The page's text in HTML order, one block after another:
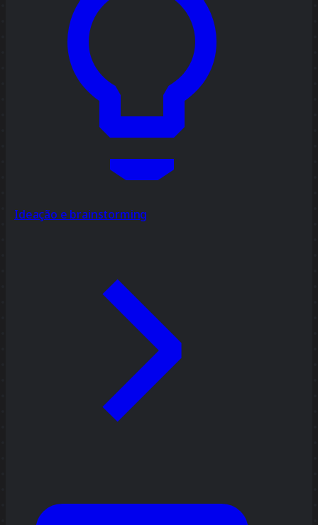
Ideação e brainstorming